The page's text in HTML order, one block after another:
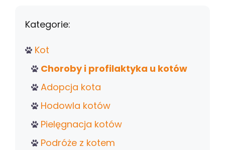
Kategorie:
Kot
Choroby i profilaktyka u kotów
Adopcja kota
Hodowla kotów
Pielęgnacja kotów
Podróże z kotem